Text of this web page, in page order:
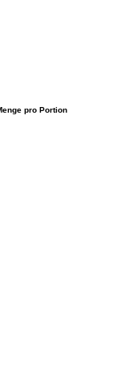
pro Portion